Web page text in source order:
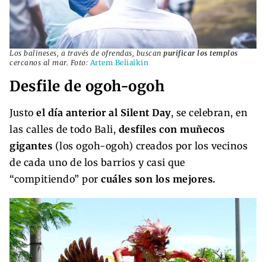
Los balineses, a través de ofrendas, buscan purificar los templos
cercanos al mar. Foto: Artem Beliaikin
Desfile de ogoh-ogoh
Justo el día anterior al Silent Day, se celebran, en
las calles de todo Bali, desfiles con muñecos
gigantes (los ogoh-ogoh) creados por los vecinos
de cada uno de los barrios y casi que
“compitiendo” por cuáles son los mejores.